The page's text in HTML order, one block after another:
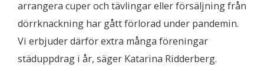
arrangera cuper och tävlingar eller försäljning från
dörrknackning har gått förlorad under pandemin.
Vi erbjuder därför extra många föreningar
städuppdrag i år, säger Katarina Ridderberg.